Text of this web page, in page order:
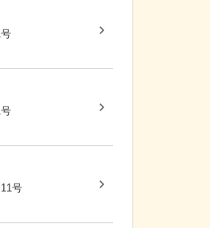
号